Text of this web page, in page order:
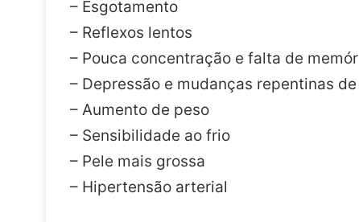
– Esgotamento
– Reflexos lentos
– Pouca concentração e falta de
– Depressão e mudanças repentinas
– Aumento de peso
– Sensibilidade ao frio
– Pele mais grossa
– Hipertensão arterial